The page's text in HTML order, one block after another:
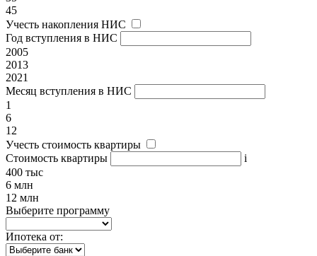
45
Учесть накопления НИС
Год вступления в НИС
2005
2013
2021
Месяц вступления в НИС
1
6
12
Учесть стоимость квартиры
Стоимость квартиры
i
400 тыс
6 млн
12 млн
Выберите программу
Ипотека от: